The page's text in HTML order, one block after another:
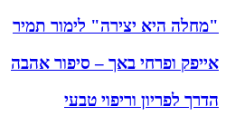
"מחלה היא יצירה" לימור תמיר
אייפק ופרחי באך – סיפור אהבה
הדרך לפריון וריפוי טבעי